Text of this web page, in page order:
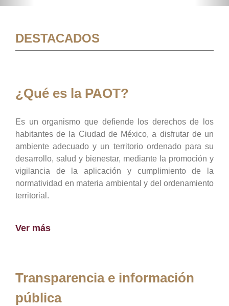
DESTACADOS
¿Qué es la PAOT?
Es un organismo que defiende los derechos de los
habitantes de la Ciudad de México, a disfrutar de un
ambiente adecuado y un territorio ordenado para su
desarrollo, salud y bienestar, mediante la promoción y
vigilancia de la aplicación y cumplimiento de la
normatividad en materia ambiental y del ordenamiento
territorial.
Ver más
Transparencia e información
pública